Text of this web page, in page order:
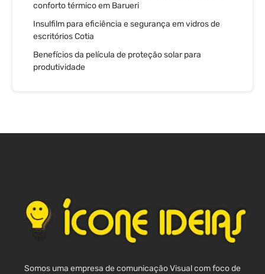
conforto térmico em Barueri
Insulfilm para eficiência e segurança em vidros de
escritórios Cotia
Benefícios da película de proteção solar para
produtividade
Somos uma empresa de comunicação Visual com foco de